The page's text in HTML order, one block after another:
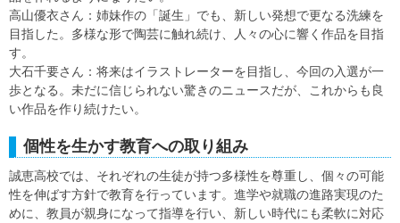
高山優衣さん：姉妹作の「誕生」でも、新しい発想で更なる洗練を
目指した。多様な形で陶芸に触れ続け、人々の心に響く作品を目指
す。
大石千要さん：将来はイラストレーターを目指し、今回の入選が一
歩となる。未だに信じられない驚きのニュースだが、これからも良
い作品を作り続けたい。
個性を生かす教育への取り組み
誠恵高校では、それぞれの生徒が持つ多様性を尊重し、個々の可能
性を伸ばす方針で教育を行っています。進学や就職の進路実現のた
めに、教員が親身になって指導を行い、新しい時代にも柔軟に対応